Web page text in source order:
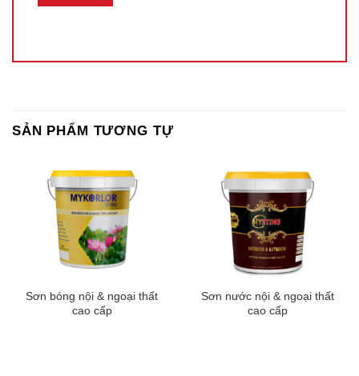
SẢN PHẨM TƯƠNG TỰ
Sơn bóng nội & ngoại thất
cao cấp
Sơn nước nội & ngoại thất
cao cấp